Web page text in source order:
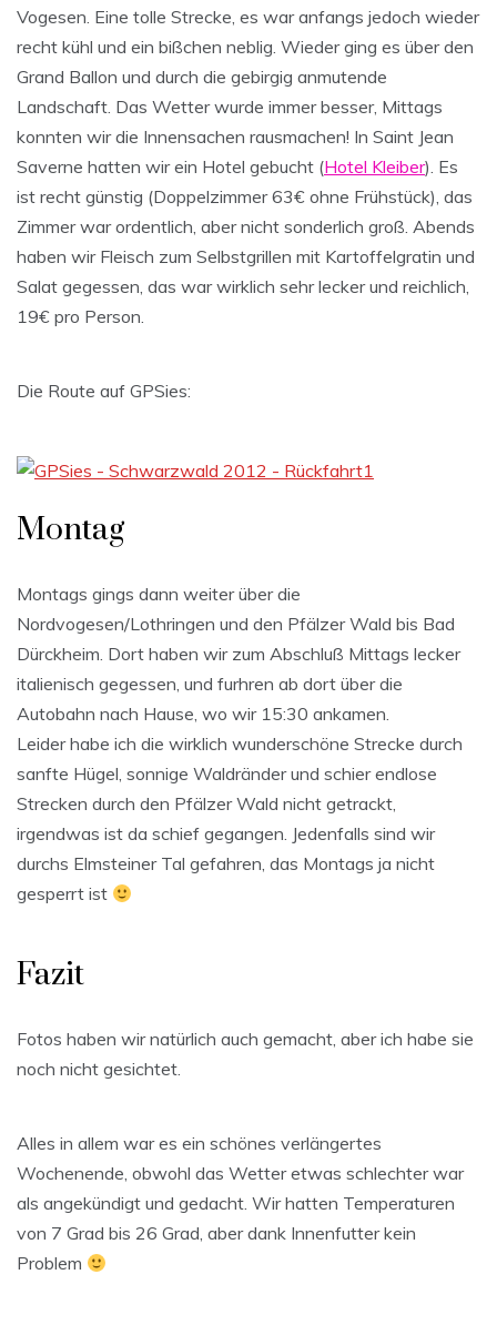
Vogesen. Eine tolle Strecke, es war anfangs jedoch wieder
recht kühl und ein bißchen neblig. Wieder ging es über den
Grand Ballon und durch die gebirgig anmutende
Landschaft. Das Wetter wurde immer besser, Mittags
konnten wir die Innensachen rausmachen! In Saint Jean
Saverne hatten wir ein Hotel gebucht (Hotel Kleiber). Es
ist recht günstig (Doppelzimmer 63€ ohne Frühstück), das
Zimmer war ordentlich, aber nicht sonderlich groß. Abends
haben wir Fleisch zum Selbstgrillen mit Kartoffelgratin und
Salat gegessen, das war wirklich sehr lecker und reichlich,
19€ pro Person.
Die Route auf GPSies:
Montag
Montags gings dann weiter über die
Nordvogesen/Lothringen und den Pfälzer Wald bis Bad
Dürckheim. Dort haben wir zum Abschluß Mittags lecker
italienisch gegessen, und furhren ab dort über die
Autobahn nach Hause, wo wir 15:30 ankamen.
Leider habe ich die wirklich wunderschöne Strecke durch
sanfte Hügel, sonnige Waldränder und schier endlose
Strecken durch den Pfälzer Wald nicht getrackt,
irgendwas ist da schief gegangen. Jedenfalls sind wir
durchs Elmsteiner Tal gefahren, das Montags ja nicht
gesperrt ist
Fazit
Fotos haben wir natürlich auch gemacht, aber ich habe sie
noch nicht gesichtet.
Alles in allem war es ein schönes verlängertes
Wochenende, obwohl das Wetter etwas schlechter war
als angekündigt und gedacht. Wir hatten Temperaturen
von 7 Grad bis 26 Grad, aber dank Innenfutter kein
Problem